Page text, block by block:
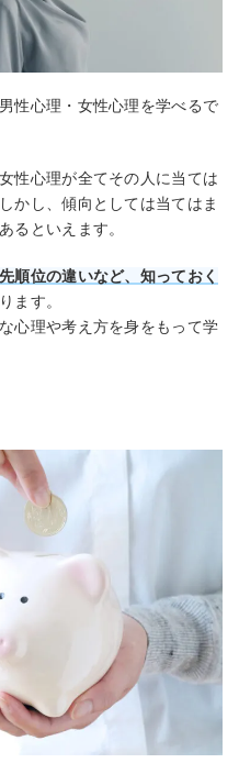
性心理・女性心理を学べるで
性心理が全てその人に当ては
かし、傾向としては当てはま
るといえます。
順位の違いなど、知っておく
ます。
心理や考え方を身をもって学